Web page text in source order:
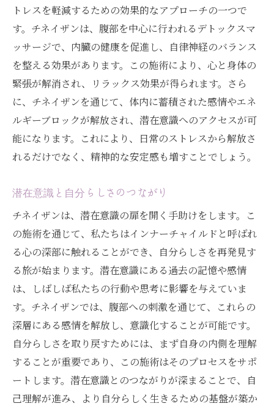
トレスを軽減するための効果的なアプローチの一つで
す。チネイザンは、腹部を中心に行われるデトックスマ
ッサージで、内臓の健康を促進し、自律神経のバランス
を整える効果があります。この施術により、心と身体の
緊張が解消され、リラックス効果が得られます。さら
に、チネイザンを通じて、体内に蓄積された感情やエネ
ルギーブロックが解放され、潜在意識へのアクセスが可
能になります。これにより、日常のストレスから解放さ
れるだけでなく、精神的な安定感も増すことでしょう。
潜在意識と自分らしさのつながり
チネイザンは、潜在意識の扉を開く手助けをします。こ
の施術を通じて、私たちはインナーチャイルドと呼ばれ
る心の深部に触れることができ、自分らしさを再発見す
る旅が始まります。潜在意識にある過去の記憶や感情
は、しばしば私たちの行動や思考に影響を与えていま
す。チネイザンでは、腹部への刺激を通じて、これらの
深層にある感情を解放し、意識化することが可能です。
自分らしさを取り戻すためには、まず自身の内側を理解
することが重要であり、この施術はそのプロセスをサポ
ートします。潜在意識とのつながりが深まることで、自
己理解が進み、より自分らしく生きるための基盤が築か